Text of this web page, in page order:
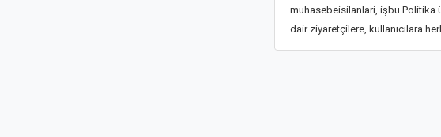
muhasebeisilanlari, işbu Politika
dair ziyaretçilere, kullanıcılara